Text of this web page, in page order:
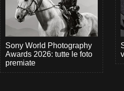
Sony World Photography
Awards 2026: tutte le foto
premiate